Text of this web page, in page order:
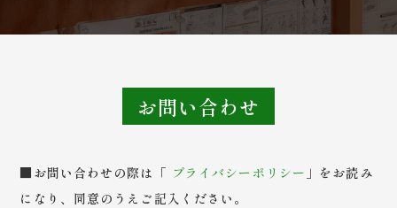
お問い合わせ
■お問い合わせの際は「 プライバシーポリシー 」をお読み
になり、同意のうえご記入ください。